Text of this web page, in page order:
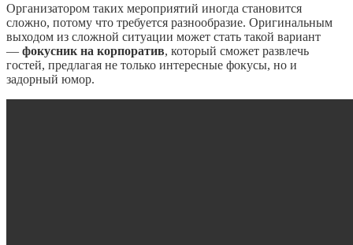
Организатором таких мероприятий иногда становится
сложно, потому что требуется разнообразие. Оригинальным
выходом из сложной ситуации может стать такой вариант
— фокусник на корпоратив, который сможет развлечь
гостей, предлагая не только интересные фокусы, но и
задорный юмор.